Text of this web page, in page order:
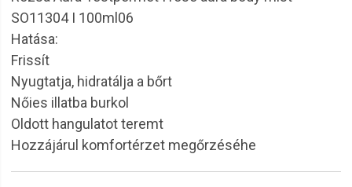
SO11304 I 100ml06
Hatása:
Frissít
Nyugtatja, hidratálja a bőrt
Nőies illatba burkol
Oldott hangulatot teremt
Hozzájárul komfortérzet megőrzéséhe